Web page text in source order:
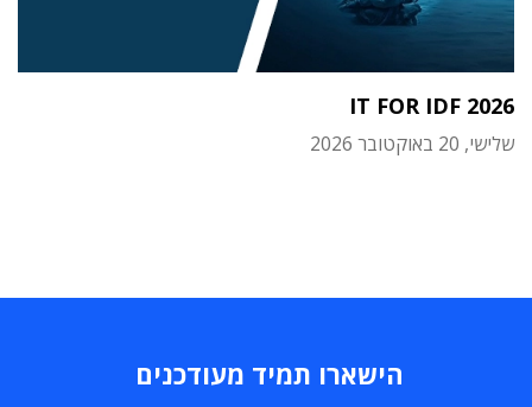
IT FOR IDF 2026
שלישי, 20 באוקטובר 2026
הישארו תמיד מעודכנים